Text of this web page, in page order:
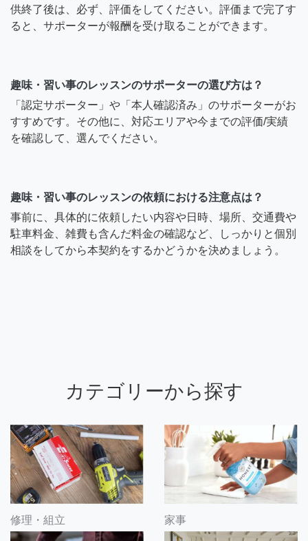
供終了後は、必ず、評価をしてください。評価まで完了す
ると、サポーターが報酬を受け取ることができます。
趣味・習い事のレッスンのサポーターの選び方は？
「認定サポーター」や「本人確認済み」のサポーターがお
すすめです。その他に、対応エリアや今までの評価/実績
を確認して、選んでください。
趣味・習い事のレッスンの依頼における注意点は？
事前に、具体的に依頼したい内容や日時、場所、交通費や
駐車料金、雑費も含んだ料金の確認など、しっかりと個別
相談をしてから本契約をするかどうかを決めましょう。
カテゴリーから探す
修理・組立 家事